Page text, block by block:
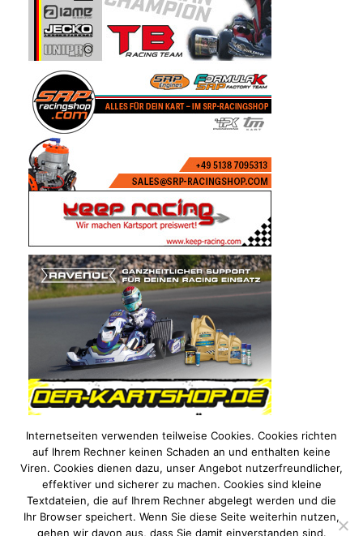
Internetseiten verwenden teilweise Cookies. Cookies richten
auf Ihrem Rechner keinen Schaden an und enthalten keine
Viren. Cookies dienen dazu, unser Angebot nutzerfreundlicher,
effektiver und sicherer zu machen. Cookies sind kleine
Textdateien, die auf Ihrem Rechner abgelegt werden und die
Ihr Browser speichert. Wenn Sie diese Seite weiterhin nutzen,
gehen wir davon aus, dass Sie damit einverstanden sind.